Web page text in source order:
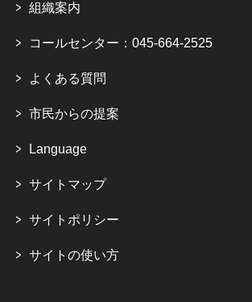
組織案内
コールセンター：045-664-2525
よくある質問
市民からの提案
Language
サイトマップ
サイトポリシー
サイトの使い方